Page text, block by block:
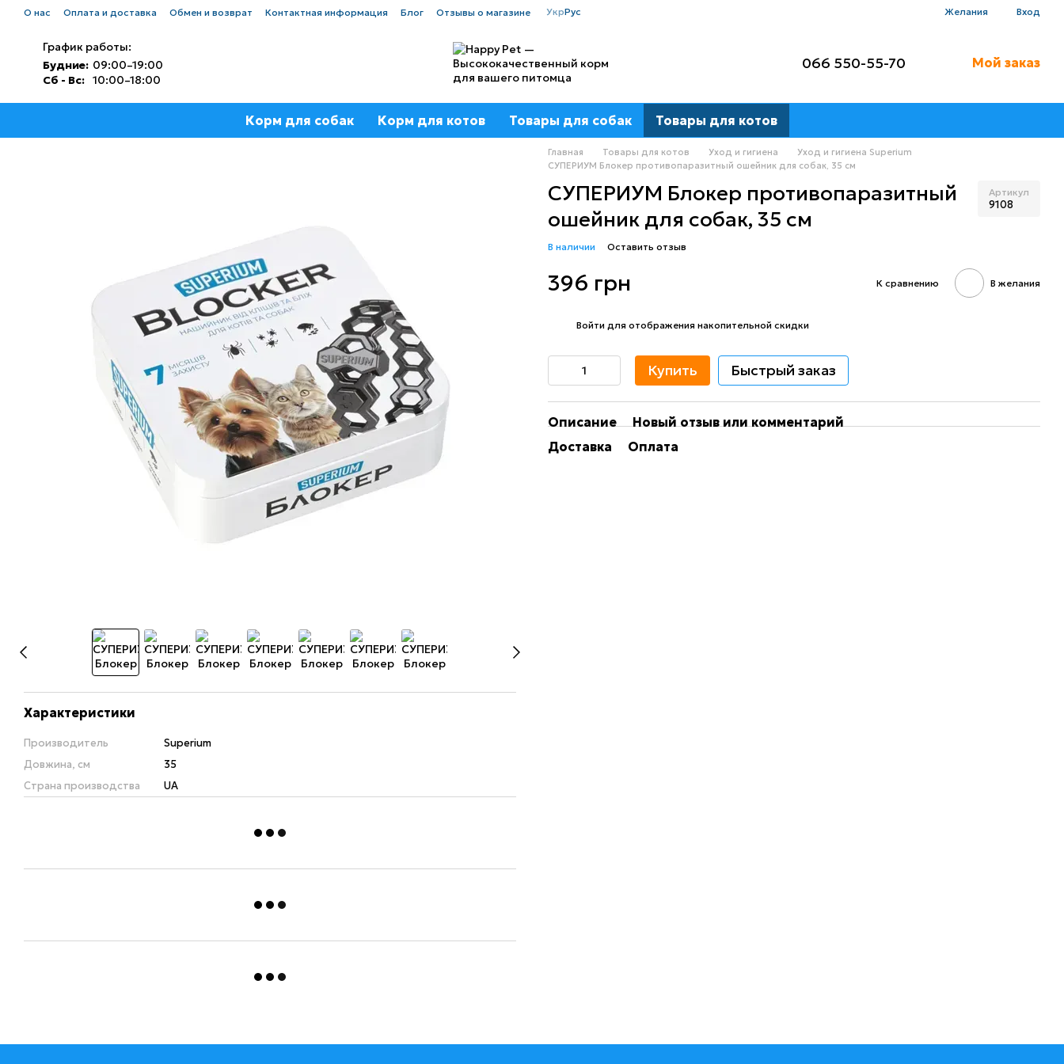
Перейти к основному контенту
О нас Оплата и доставка Обмен и возврат Контактная информация Блог Отзывы о магазине УкрРус Желания Вход
График работы:
Будние: 09:00–19:00
Сб - Вс: 10:00–18:00
066 550-55-70 Мой заказ
Корм для собак Корм для котов Товары для собак Товары для котов
Характеристики
Производитель
Superium
Довжина, см
35
Страна производства
UA
Главная Товары для котов Уход и гигиена
Уход и гигиена Superium
СУПЕРИУМ Блокер противопаразитный ошейник для собак, 35 см
СУПЕРИУМ Блокер противопаразитный
ошейник для собак, 35 см
Артикул
9108
В наличии Оставить отзыв
396 грн К сравнению В желания
Войти для отображения накопительной скидки
Купить Быстрый заказ
Описание
Новый отзыв или комментарий
Доставка
Оплата